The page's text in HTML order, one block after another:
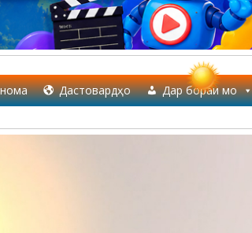
Дастовардҳо Дар бораи мо